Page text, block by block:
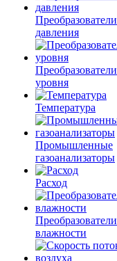
Преобразователи
давления
Преобразователи
уровня
Температура
Промышленные
газоанализаторы
Расход
Преобразователи
влажности